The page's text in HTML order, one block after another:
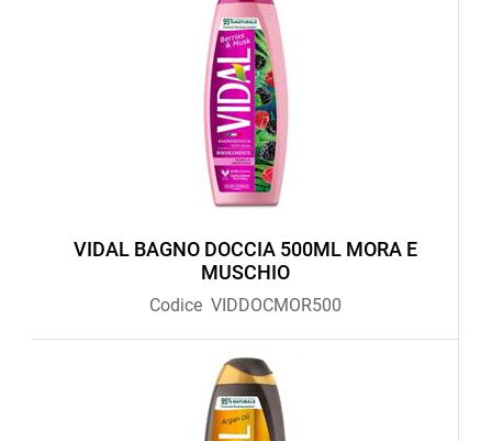
VIDAL BAGNO DOCCIA 500ML MORA E
MUSCHIO
Codice VIDDOCMOR500